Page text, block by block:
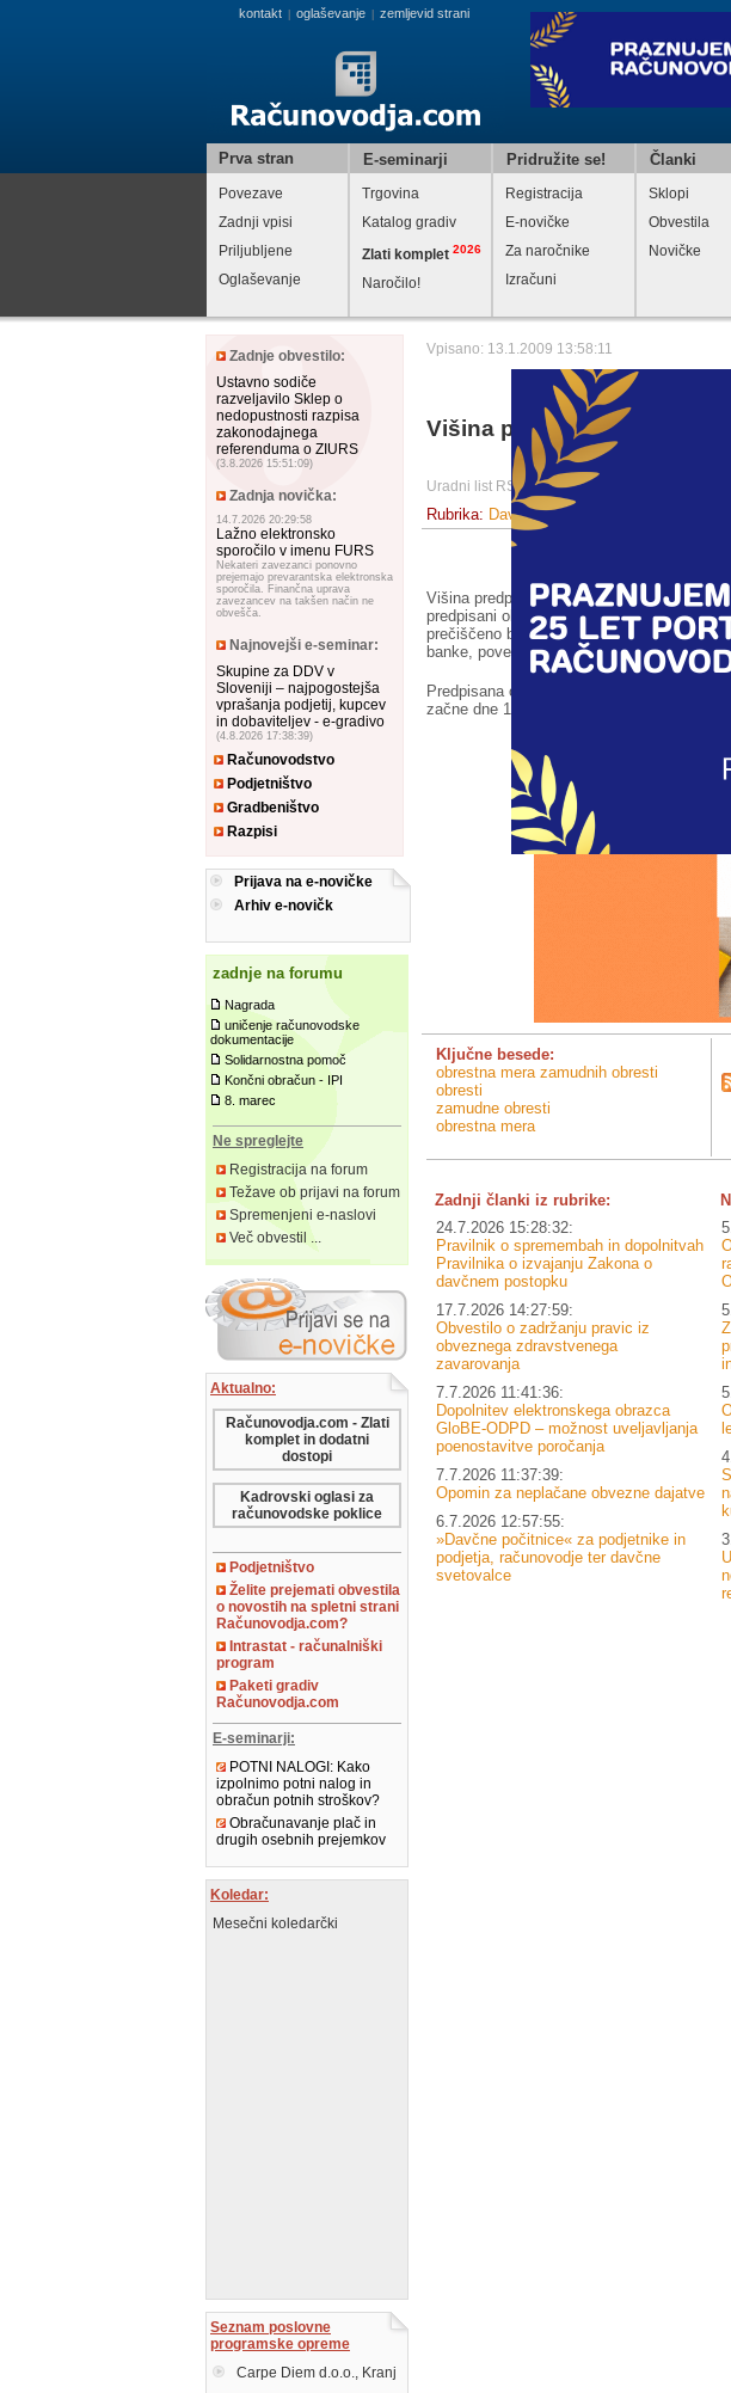
kontakt oglaševanje zemljevid strani
Prva stran E-seminarji Pridružite se! Članki
Povezave
Zadnji vpisi
Priljubljene
Oglaševanje
Trgovina
Katalog gradiv
Zlati komplet 2026
Naročilo!
Registracija
E-novičke
Za naročnike
Izračuni
Sklopi
Obvestila
Novičke
Zadnje obvestilo:
Ustavno sodiče
razveljavilo Sklep o
nedopustnosti razpisa
zakonodajnega
referenduma o ZIURS
(3.8.2026 15:51:09)
Zadnja novička:
14.7.2026 20:29:58
Lažno elektronsko
sporočilo v imenu FURS
Nekateri zavezanci ponovno
prejemajo prevarantska elektronska
sporočila. Finančna uprava
zavezancev na takšen način ne
obvešča.
Najnovejši e-seminar:
Skupine za DDV v
Sloveniji – najpogostejša
vprašanja podjetij, kupcev
in dobaviteljev - e-gradivo
(4.8.2026 17:38:39)
Računovodstvo
Podjetništvo
Gradbeništvo
Razpisi
Prijava na e-novičke
Arhiv e-novičk
zadnje na forumu
Nagrada
uničenje računovodske
dokumentacije
Solidarnostna pomoč
Končni obračun - IPI
8. marec
Ne spreglejte
Registracija na forum
Težave ob prijavi na forum
Spremenjeni e-naslovi
Več obvestil ...
Aktualno:
Računovodja.com - Zlati
komplet in dodatni
dostopi
Kadrovski oglasi za
računovodske poklice
Podjetništvo
Želite prejemati obvestila
o novostih na spletni strani
Računovodja.com?
Intrastat - računalniški
program
Paketi gradiv
Računovodja.com
E-seminarji:
POTNI NALOGI: Kako
izpolnimo potni nalog in
obračun potnih stroškov?
Obračunavanje plač in
drugih osebnih prejemkov
Koledar:
Mesečni koledarčki
Seznam poslovne
programske opreme
Carpe Diem d.o.o., Kranj
Vpisano: 13.1.2009 13:58:11
Višina predpisane obrestne
Uradni list RS, št. 1/2009 z dne 09.01.2009
Rubrika: Davki
Višina predpisane obrestne mere
predpisani obrestni meri zamudnih obresti
prečiščeno besedilo) določena kot vodilna
banke, povečana za 8 odstotnih točk.
Predpisana obrestna mera zamudnih
začne dne 1. januarja 2009, in znaša 10,5
Ključne besede:
obrestna mera zamudnih obresti
obresti
zamudne obresti
obrestna mera
Zadnji članki iz rubrike:
24.7.2026 15:28:32:
Pravilnik o spremembah in dopolnitvah
Pravilnika o izvajanju Zakona o
davčnem postopku
17.7.2026 14:27:59:
Obvestilo o zadržanju pravic iz
obveznega zdravstvenega
zavarovanja
7.7.2026 11:41:36:
Dopolnitev elektronskega obrazca
GloBE-ODPD – možnost uveljavljanja
poenostavitve poročanja
7.7.2026 11:37:39:
Opomin za neplačane obvezne dajatve
6.7.2026 12:57:55:
»Davčne počitnice« za podjetnike in
podjetja, računovodje ter davčne
svetovalce